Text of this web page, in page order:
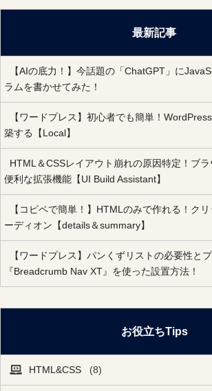
最新記事
【AIの底力！】今話題の「ChatGPT」に
ラムを書かせてみた！
【ワードプレス】初心者でも簡単！
築する【Local】
HTML＆CSSレイアウト崩れの原因特定！ブ
便利な拡張機能【UI Build Assistant】
【コピペで簡単！】HTMLのみで作れる！ク
ーディオン【details＆summary】
【ワードプレス】パンくずリストの必要性と
『Breadcrumb Nav XT』を使った設置方法！
お役立ちTips
HTML&CSS (8)